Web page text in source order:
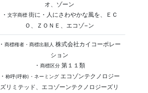
オ、ゾーン
・ 文字商標街に・人にさわやかな風を、ＥＣ
Ｏ、ＺＯＮＥ、エコゾ−ン
・ 商標権者・商標出願人 株式会社カイコーポレー
ション
・ 商標区分第１１類
・ 称呼(呼称)・ネーミングエコゾンテクノロジー
ズリミテッド、エコゾーンテクノロジーズリ